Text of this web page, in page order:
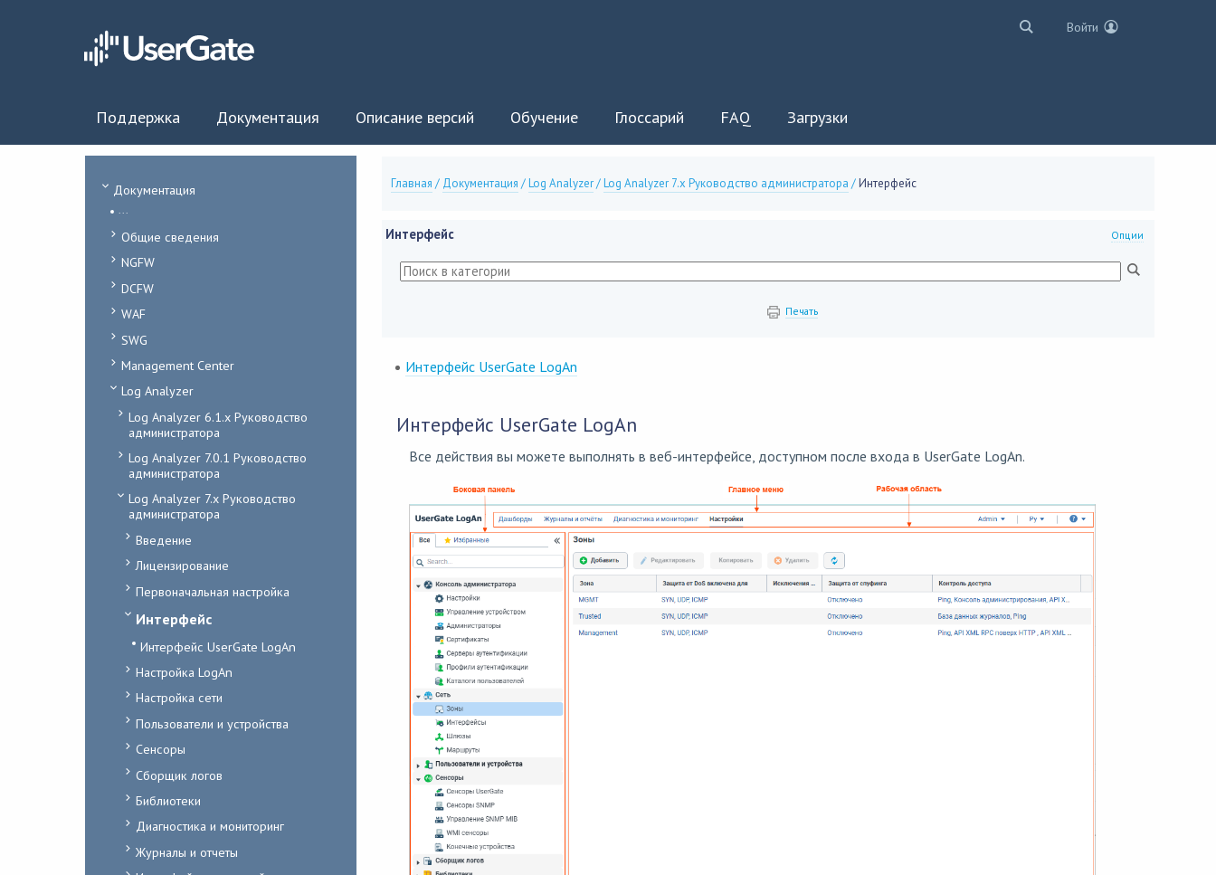
Войти
Поддержка Документация Описание версий Обучение Глоссарий FAQ Загрузки
Документация
...
Общие сведения
NGFW
DCFW
WAF
SWG
Management Center
Log Analyzer
Log Analyzer 6.1.x Руководство
администратора
Log Analyzer 7.0.1 Руководство
администратора
Log Analyzer 7.x Руководство
администратора
Введение
Лицензирование
Первоначальная настройка
Интерфейс
Интерфейс UserGate LogAn
Настройка LogAn
Настройка сети
Пользователи и устройства
Сенсоры
Сборщик логов
Библиотеки
Диагностика и мониторинг
Журналы и отчеты
Главная / Документация /Log Analyzer/Log Analyzer 7.x Руководство администратора /Интерфейс
Опции
Интерфейс
Печать
Интерфейс UserGate LogAn
Интерфейс UserGate LogAn
Все действия вы можете выполнять в веб-интерфейсе, доступном после входа в UserGate LogAn.